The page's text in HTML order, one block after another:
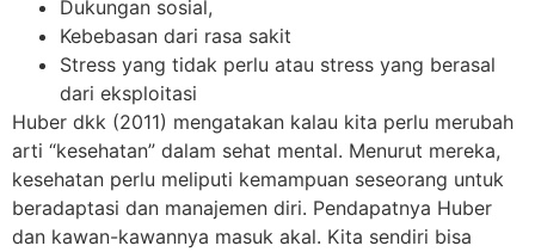
Dukungan sosial,
Kebebasan dari rasa sakit
Stress yang tidak perlu atau stress yang berasal
dari eksploitasi
Huber dkk (2011) mengatakan kalau kita perlu merubah
arti “kesehatan” dalam sehat mental. Menurut mereka,
kesehatan perlu meliputi kemampuan seseorang untuk
beradaptasi dan manajemen diri. Pendapatnya Huber
dan kawan-kawannya masuk akal. Kita sendiri bisa